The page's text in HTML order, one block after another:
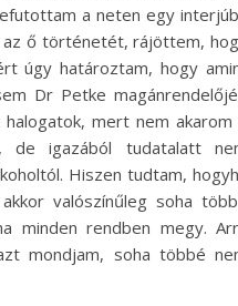
a neten egy
az ő történetét, rájöttem,
úgy határoztam, hogy
Dr Petke
mert nem akarom
de igazából tudatalatt
Hiszen tudtam,
valószínűleg soha
minden rendben megy.
mondjam, soha többé